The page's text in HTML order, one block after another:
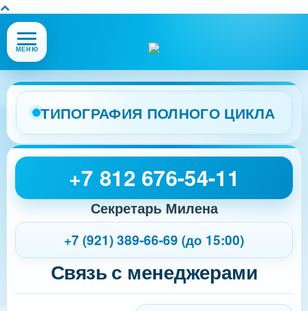
Открыть
или
меню
сайта
МЕНЮ
ТИПОГРАФИЯ ПОЛНОГО ЦИКЛА
+7 812 676-54-11
Секретарь Милена
+7 (921) 389-66-69 (до 15:00)
Связь с менеджерами